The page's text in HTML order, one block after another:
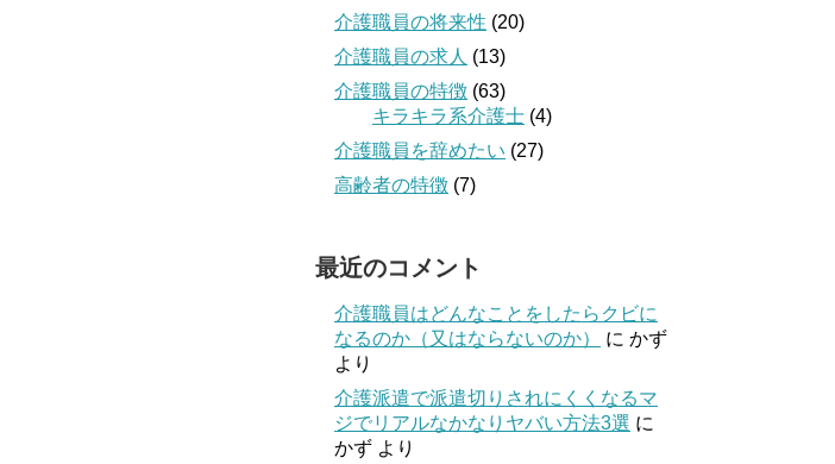
介護職員の将来性 (20)
介護職員の求人 (13)
介護職員の特徴 (63)
キラキラ系介護士 (4)
介護職員を辞めたい (27)
高齢者の特徴 (7)
最近のコメント
介護職員はどんなことをしたらクビに
なるのか（又はならないのか）
に かず
より
介護派遣で派遣切りされにくくなるマ
ジでリアルなかなりヤバい方法3選 に
かず より